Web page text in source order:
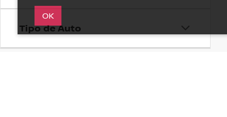
Tipo de Auto
OK